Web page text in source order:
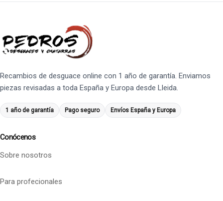
Recambios de desguace online con 1 año de garantía. Enviamos
piezas revisadas a toda España y Europa desde Lleida.
1 año de garantía Pago seguro Envíos España y Europa
Conócenos
Sobre nosotros
Para profecionales